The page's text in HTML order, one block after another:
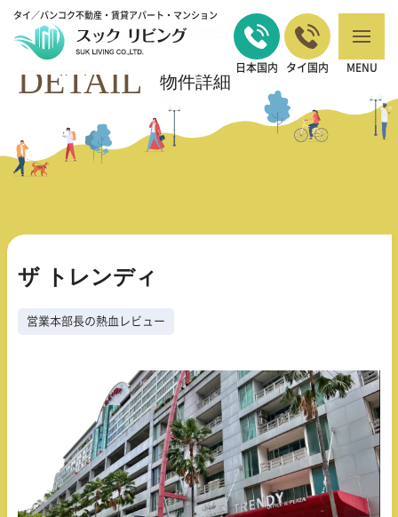
タイ／バンコク不動産・賃貸アパート・マンション
日本国内 タイ国内 MENU
バンコクの不動産・賃貸 TOP >営業本部長の熱血レビュー>ザ トレンディ
DETAIL 物件詳細
ザ トレンディ
営業本部長の熱血レビュー